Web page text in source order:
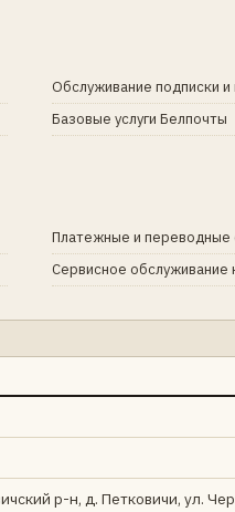
Обслуживание подписки
Базовые услуги Белпочты
Платежные и переводные
Сервисное обслуживание
р-н, д. Петковичи, ул.